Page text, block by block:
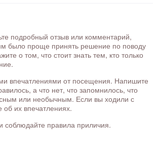
подробный отзыв или комментарий,
было проще принять решение по поводу
о том, что стоит знать тем, кто только
впечатлениями от посещения. Напишите
а что нет, что запомнилось, что
или необычным. Если вы ходили с
об их впечатлениях.
соблюдайте правила приличия.